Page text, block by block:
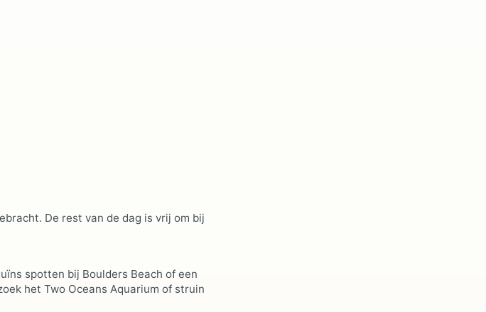
De rest van de dag is vrij om bij
spotten bij Boulders Beach of een
het Two Oceans Aquarium of struin